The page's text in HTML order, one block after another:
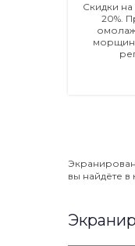
Скидки
20%.
вы найдёте в